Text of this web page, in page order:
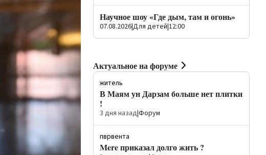
Научное шоу «Где дым, там и огонь»
07.08.2026|Для детей|12:00
Актуальное на форуме
житель
В Маям ун Дарзам больше нет плитки
!
3 дня назад|Форум
пврвента
Mere приказал долго жить ?